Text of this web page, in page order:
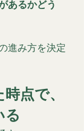
あるかどう
進み方を決定
点で、
る